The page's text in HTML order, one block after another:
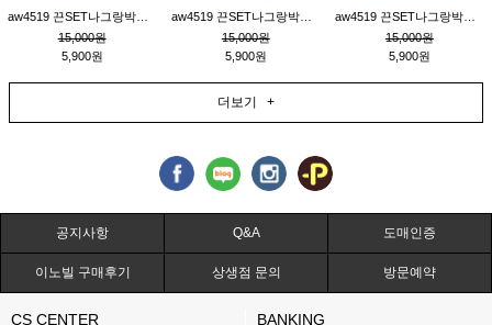
15,000원
5,900원
15,000원
5,900원
15,000원
5,900원
더보기 +
공지사항 Q&A 도매인증
이노빌 구매후기 상생점 문의 방문예약
CS CENTER BANKING